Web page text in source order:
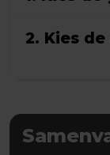
2. Kies